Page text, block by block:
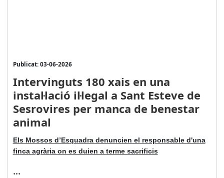
Publicat: 03-06-2026
Intervinguts 180 xais en una
instal·lació il·legal a Sant Esteve de
Sesrovires per manca de benestar
animal
Els Mossos d’Esquadra denuncien el responsable d'una
finca agrària on es duien a terme sacrificis
...